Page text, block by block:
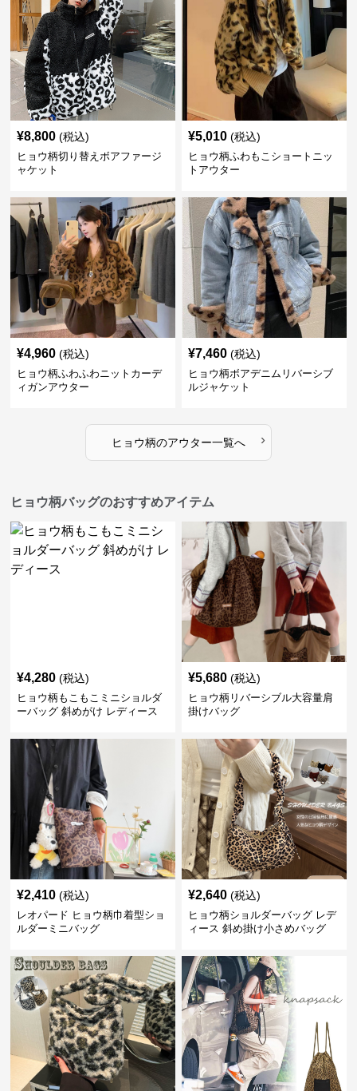
¥8,800 (税込)
ヒョウ柄切り替えボアファージ
ャケット
¥5,010 (税込)
ヒョウ柄ふわもこショートニッ
トアウター
¥4,960 (税込)
ヒョウ柄ふわふわニットカーデ
ィガンアウター
¥7,460 (税込)
ヒョウ柄ボアデニムリバーシブ
ルジャケット
ヒョウ柄のアウター一覧へ ›
ヒョウ柄バッグのおすすめアイテム
¥4,280 (税込)
ヒョウ柄もこもこミニショルダ
ーバッグ 斜めがけ レディース
¥5,680 (税込)
ヒョウ柄リバーシブル大容量肩
掛けバッグ
¥2,410 (税込)
レオパード ヒョウ柄巾着型ショ
ルダーミニバッグ
¥2,640 (税込)
ヒョウ柄ショルダーバッグ レデ
ィース 斜め掛け小さめバッグ